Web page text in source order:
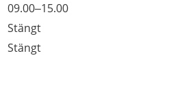
09.00–15.00
Stängt
Stängt